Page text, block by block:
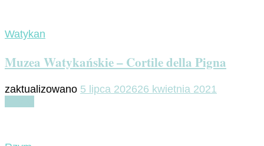
Watykan
Muzea Watykańskie – Cortile della Pigna
zaktualizowano 5 lipca 202626 kwietnia 2021